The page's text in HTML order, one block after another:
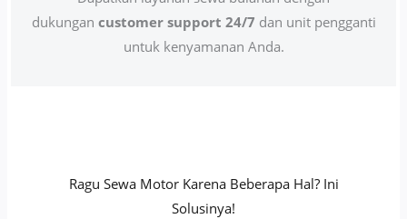
dukungan customer support 24/7 dan unit pengganti
untuk kenyamanan Anda.
Ragu Sewa Motor Karena Beberapa Hal? Ini
Solusinya!